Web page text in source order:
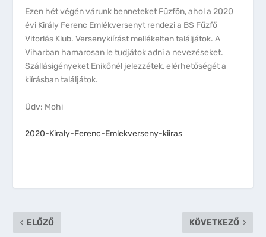
Ezen hét végén várunk benneteket Fűzfőn, ahol a 2020
évi Király Ferenc Emlékversenyt rendezi a BS Fűzfő
Vitorlás Klub. Versenykiírást mellékelten találjátok. A
Viharban hamarosan le tudjátok adni a nevezéseket.
Szállásigényeket Enikőnél jelezzétek, elérhetőségét a
kiírásban találjátok.
Üdv: Mohi
2020-Kiraly-Ferenc-Emlekverseny-kiiras
ELŐZŐ KÖVETKEZŐ